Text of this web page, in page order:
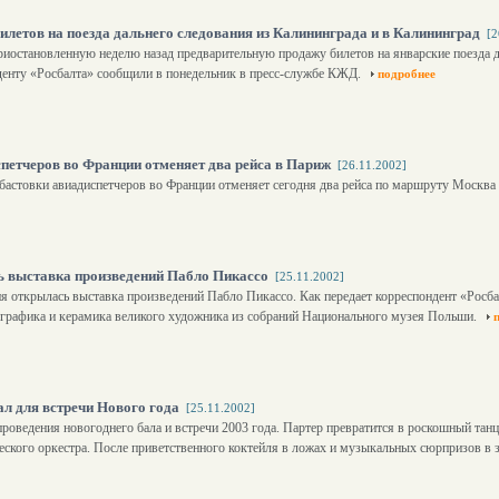
на поезда дальнего следования из Калининграда и в Калининград
неделю назад предварительную продажу билетов на январские поезда
«Росбалта» сообщили в понедельник в пресс-службе КЖД.
подробнее
во Франции отменяет два рейса в Париж [26.11.2002]
авиадиспетчеров во Франции отменяет сегодня два рейса по маршруту
произведений Пабло Пикассо [25.11.2002]
выставка произведений Пабло Пикассо. Как передает корреспондент
и керамика великого художника из собраний Национального музея Польши.
для встречи Нового года [25.11.2002]
новогоднего бала и встречи 2003 года. Партер превратится в роскошный
оркестра. После приветственного коктейля в ложах и музыкальных сюрпризов в